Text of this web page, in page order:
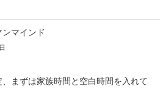
マインド
、まずは家族時間と空白時間を入れて